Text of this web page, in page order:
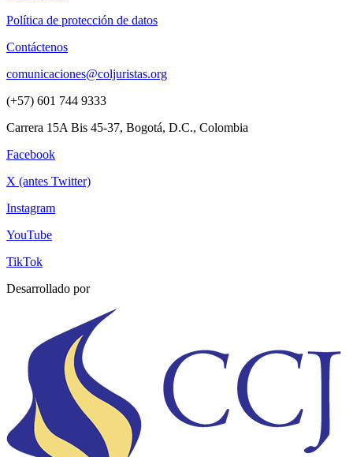
Política de protección de datos
Contáctenos
comunicaciones@coljuristas.org
(+57) 601 744 9333
Carrera 15A Bis 45-37, Bogotá, D.C., Colombia
Facebook
X (antes Twitter)
Instagram
YouTube
TikTok
Desarrollado por